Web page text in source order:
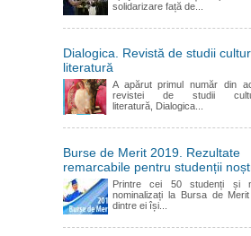
solidarizare față de...
Dialogica. Revistă de studii
literatură
A apărut primul număr din
revistei de studii
literatură, Dialogica...
Burse de Merit 2019. Rezultate
remarcabile pentru studenții
Printre cei 50 studenți și
nominalizați la Bursa de
dintre ei își...